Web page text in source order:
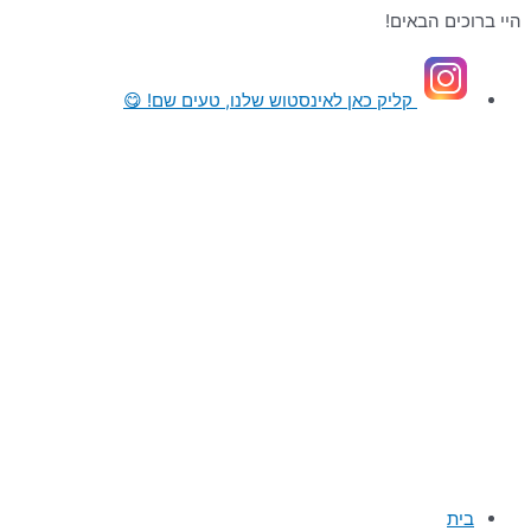
דילוג
היי ברוכים הבאים!
קליק כאן לאינסטוש שלנו, טעים שם! 😋
בית